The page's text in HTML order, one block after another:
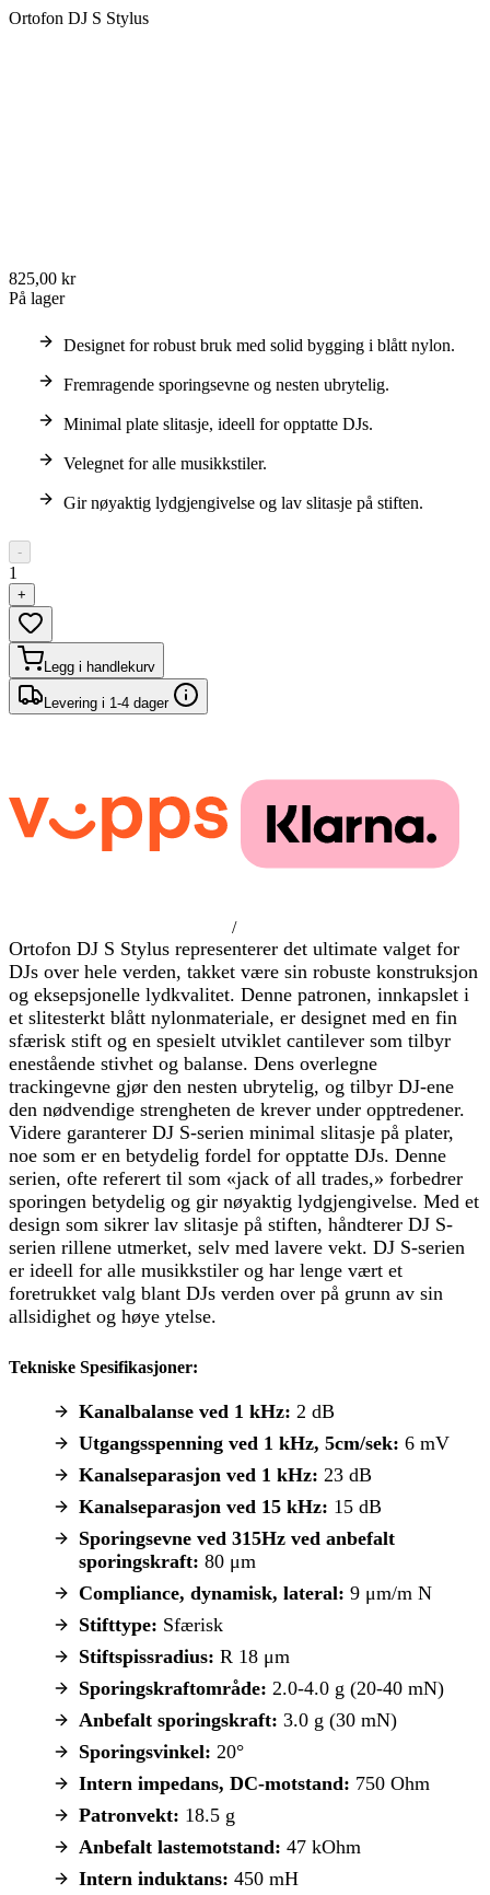
Ortofon DJ S Stylus
825,00 kr
På lager
Designet for robust bruk med solid bygging i blått nylon.
Fremragende sporingsevne og nesten ubrytelig.
Minimal plate slitasje, ideell for opptatte DJs.
Velegnet for alle musikkstiler.
Gir nøyaktig lydgjengivelse og lav slitasje på stiften.
-
1
+
Legg i handlekurv
Levering i 1-4 dager
/
Ortofon DJ S Stylus representerer det ultimate valget for
DJs over hele verden, takket være sin robuste konstruksjon
og eksepsjonelle lydkvalitet. Denne patronen, innkapslet i
et slitesterkt blått nylonmateriale, er designet med en fin
sfærisk stift og en spesielt utviklet cantilever som tilbyr
enestående stivhet og balanse. Dens overlegne
trackingevne gjør den nesten ubrytelig, og tilbyr DJ-ene
den nødvendige strengheten de krever under opptredener.
Videre garanterer DJ S-serien minimal slitasje på plater,
noe som er en betydelig fordel for opptatte DJs. Denne
serien, ofte referert til som «jack of all trades,» forbedrer
sporingen betydelig og gir nøyaktig lydgjengivelse. Med et
design som sikrer lav slitasje på stiften, håndterer DJ S-
serien rillene utmerket, selv med lavere vekt. DJ S-serien
er ideell for alle musikkstiler og har lenge vært et
foretrukket valg blant DJs verden over på grunn av sin
allsidighet og høye ytelse.
Tekniske Spesifikasjoner:
Kanalbalanse ved 1 kHz: 2 dB
Utgangsspenning ved 1 kHz, 5cm/sek: 6 mV
Kanalseparasjon ved 1 kHz: 23 dB
Kanalseparasjon ved 15 kHz: 15 dB
Sporingsevne ved 315Hz ved anbefalt
sporingskraft: 80 μm
Compliance, dynamisk, lateral: 9 μm/m N
Stifttype: Sfærisk
Stiftspissradius: R 18 μm
Sporingskraftområde: 2.0-4.0 g (20-40 mN)
Anbefalt sporingskraft: 3.0 g (30 mN)
Sporingsvinkel: 20°
Intern impedans, DC-motstand: 750 Ohm
Patronvekt: 18.5 g
Anbefalt lastemotstand: 47 kOhm
Intern induktans: 450 mH